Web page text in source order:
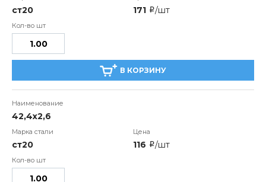
ст20 171 i/шт
В КОРЗИНУ
42,4х2,6
ст20 116 i/шт